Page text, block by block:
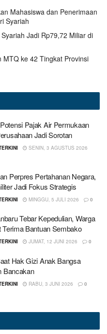
Mahasiswa dan Penerimaan
Syariah
Jadi Rp79,72 Miliar di
MTQ ke 42 Tingkat Provinsi
Pajak Air Permukaan
Jadi Sorotan
SENIN, 3 AGUSTUS 2026
Perpres Pertahanan Negara,
Jadi Fokus Strategis
MINGGU, 5 JULI 2026 0
Tebar Kepedulian, Warga
Bantuan Sembako
JUMAT, 12 JUNI 2026 0
Hak Gizi Anak Bangsa
Bancakan
RABU, 3 JUNI 2026 0